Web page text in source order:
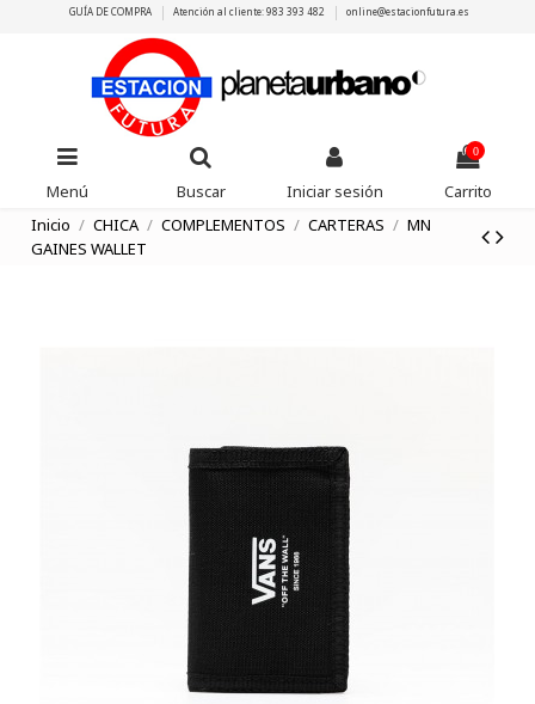
GUÍA DE COMPRA Atención al cliente: 983 393 482 online@estacionfutura.es
Menú Buscar Iniciar sesión
0
Carrito
Inicio
CHICA COMPLEMENTOS CARTERAS
MN
GAINES WALLET